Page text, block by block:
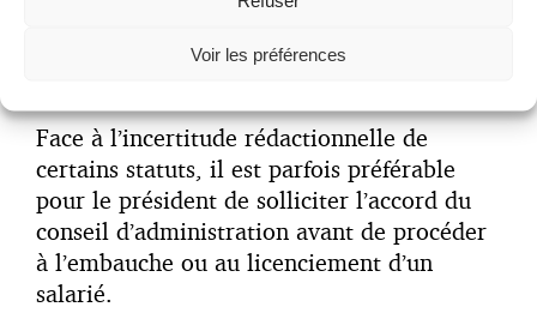
Voir les préférences
dévolu au conseil d’administration si celui-
Face à l’incertitude rédactionnelle de
certains statuts, il est parfois préférable
pour le président de solliciter l’accord du
conseil d’administration avant de procéder
à l’embauche ou au licenciement d’un
salarié.